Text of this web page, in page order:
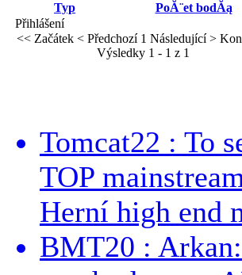
Typ
PoĂ¨et bodĂą
Přihlášení
<< Začátek < Předchozí 1 Následující >
Výsledky 1 - 1 z 1
Tomcat22 : To
TOP
Herní high end
BMT20 :